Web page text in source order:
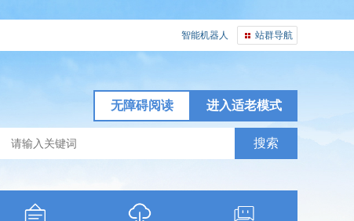
站群导航
智能机器人
进入适老模式
无障碍阅读